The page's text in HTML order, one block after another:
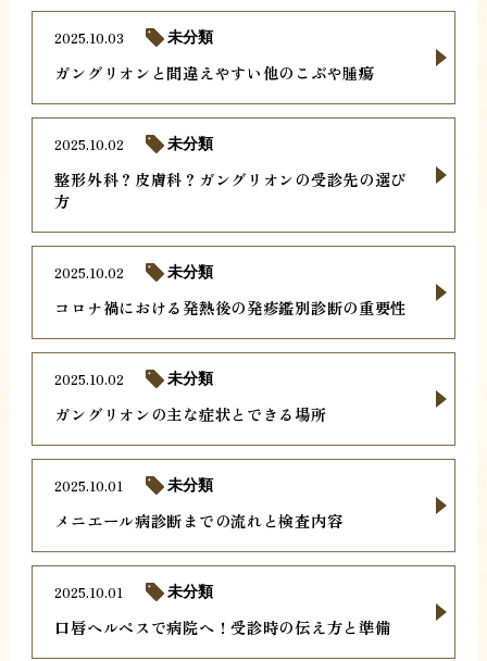
ガングリオンと間違えやすい他のこぶや腫瘍
2025.10.03 未分類
整形外科？皮膚科？ガングリオンの受診先の選び
方
2025.10.02 未分類
コロナ禍における発熱後の発疹鑑別診断の重要性
2025.10.02 未分類
ガングリオンの主な症状とできる場所
2025.10.02 未分類
メニエール病診断までの流れと検査内容
2025.10.01 未分類
口唇ヘルペスで病院へ！受診時の伝え方と準備
2025.10.01 未分類